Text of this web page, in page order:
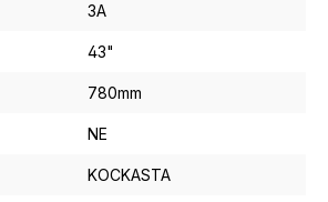
3A
43"
780mm
NE
KOCKASTA